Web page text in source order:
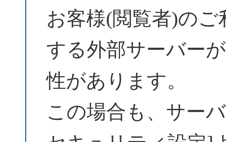
お客様(閲覧者)の
する外部サーバー
性があります。
この場合も、サー